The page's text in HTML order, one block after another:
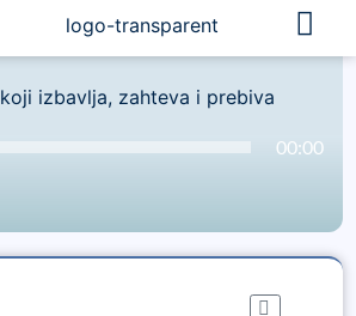
00:00